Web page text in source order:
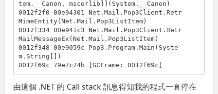
tem.__Canon, mscorlib]](System.__Canon)
0012f2f0 00e94301 Net.Mail.Pop3Client.Retr
MimeEntity(Net.Mail.Pop3ListItem)
0012f334 00e941c3 Net.Mail.Pop3Client.Retr
MailMessageEx(Net.Mail.Pop3ListItem)
0012f348 00e9059c Pop3.Program.Main(Syste
m.String[])
0012f69c 79e7c74b [GCFrame: 0012f69c]
由這個 .NET 的 Call stack 訊息得知我的程式一直停在